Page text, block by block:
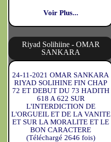
Voir Plus...
Riyad Solihiine - OMAR
SANKARA
24-11-2021 OMAR SANKARA
RIYAD SOLIHINE FIN CHAP
72 ET DEBUT DU 73 HADITH
618 A 622 SUR
L'INTERDICTION DE
L'ORGUEIL ET DE LA VANITE
ET SUR LA MORALITE ET LE
BON CARACTERE
(Téléchargé 2646 fois)